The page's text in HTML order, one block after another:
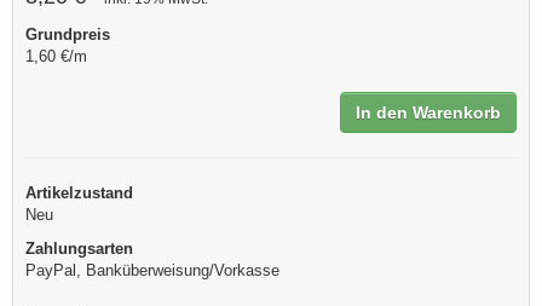
Grundpreis
1,60 €/m
In den Warenkorb
Artikelzustand
Neu
Zahlungsarten
PayPal, Banküberweisung/Vorkasse